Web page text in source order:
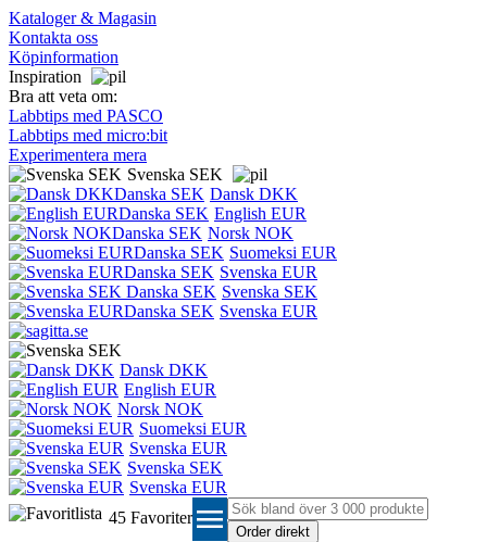
Kataloger & Magasin
Kontakta oss
Köpinformation
Inspiration
Bra att veta om:
Labbtips med PASCO
Labbtips med micro:bit
Experimentera mera
Svenska SEK
Dansk DKK
English EUR
Norsk NOK
Suomeksi EUR
Svenska EUR
Svenska SEK
Svenska EUR
Dansk DKK
English EUR
Norsk NOK
Suomeksi EUR
Svenska EUR
Svenska SEK
Svenska EUR
45 Favoriter menu